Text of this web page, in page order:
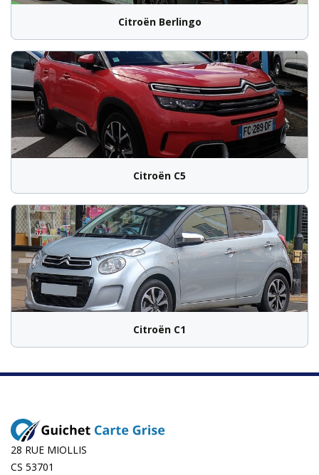
Citroën Berlingo
Citroën C5
Citroën C1
28 RUE MIOLLIS
CS 53701